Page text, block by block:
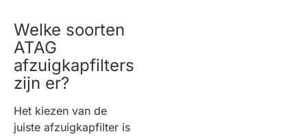
Welke soorten
ATAG
afzuigkapfilters
zijn er?
Het kiezen van de
juiste afzuigkapfilter is